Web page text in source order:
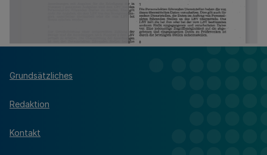
Grundsätzliches
Redaktion
Kontakt